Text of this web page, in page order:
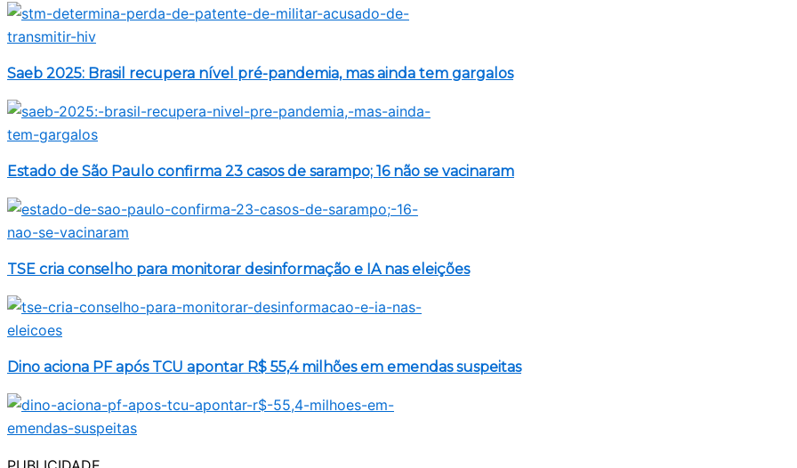
Saeb 2025: Brasil recupera nível pré-pandemia, mas ainda tem gargalos
Estado de São Paulo confirma 23 casos de sarampo; 16 não se vacinaram
TSE cria conselho para monitorar desinformação e IA nas eleições
Dino aciona PF após TCU apontar R$ 55,4 milhões em emendas suspeitas